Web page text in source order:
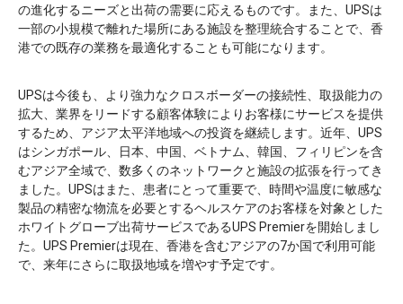
の進化するニーズと出荷の需要に応えるものです。また、UPSは
一部の小規模で離れた場所にある施設を整理統合することで、香
港での既存の業務を最適化することも可能になります。
UPSは今後も、より強力なクロスボーダーの接続性、取扱能力の
拡大、業界をリードする顧客体験によりお客様にサービスを提供
するため、アジア太平洋地域への投資を継続します。近年、UPS
はシンガポール、日本、中国、ベトナム、韓国、フィリピンを含
むアジア全域で、数多くのネットワークと施設の拡張を行ってき
ました。UPSはまた、患者にとって重要で、時間や温度に敏感な
製品の精密な物流を必要とするヘルスケアのお客様を対象とした
ホワイトグローブ出荷サービスであるUPS Premierを開始しまし
た。UPS Premierは現在、香港を含むアジアの7か国で利用可能
で、来年にさらに取扱地域を増やす予定です。